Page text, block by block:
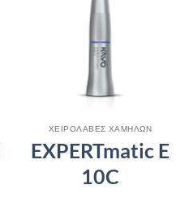
ΧΕΙΡΟΛΑΒΕΣ ΧΑΜΗΛΩΝ
EXPERTmatic E
10C